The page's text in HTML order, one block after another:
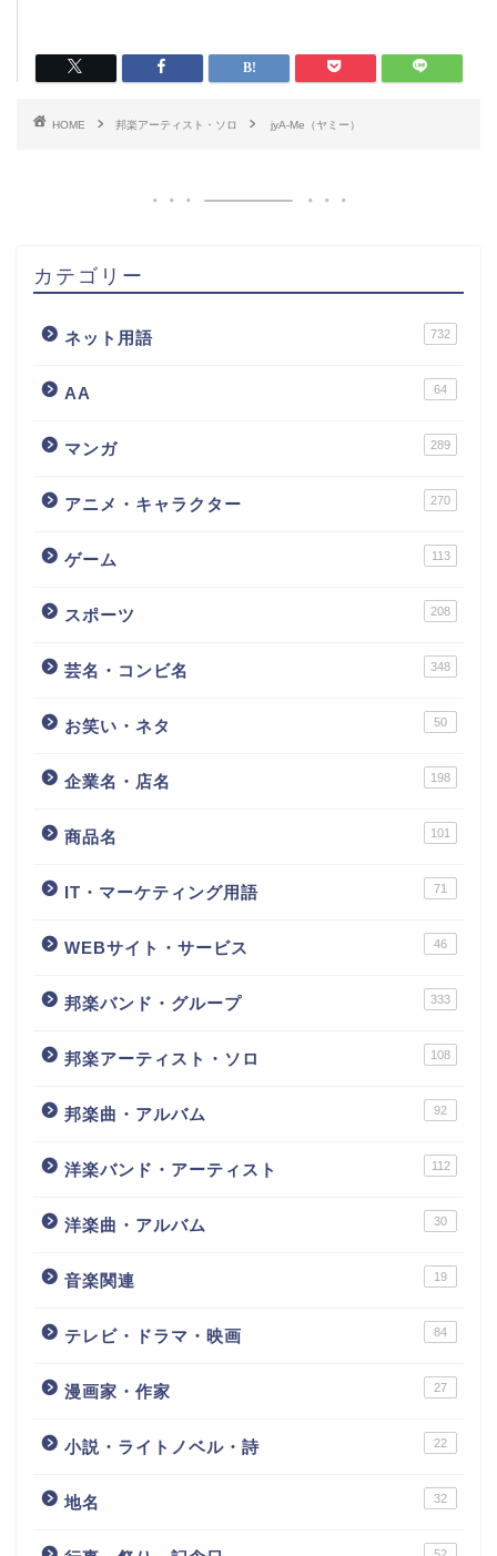
HOME 邦楽アーティスト・ソロ jyA-Me（ヤミー）
カテゴリー
ネット用語 732
AA 64
マンガ 289
アニメ・キャラクター 270
ゲーム 113
スポーツ 208
芸名・コンビ名 348
お笑い・ネタ 50
企業名・店名 198
商品名 101
IT・マーケティング用語 71
WEBサイト・サービス 46
邦楽バンド・グループ 333
邦楽アーティスト・ソロ 108
邦楽曲・アルバム 92
洋楽バンド・アーティスト 112
洋楽曲・アルバム 30
音楽関連 19
テレビ・ドラマ・映画 84
漫画家・作家 27
小説・ライトノベル・詩 22
地名 32